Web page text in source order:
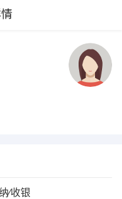
收银